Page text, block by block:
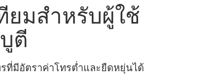
ยมสำหรับผู้ใช้
ตี
ที่มีอัตราค่าโทรต่ำและยืดหยุ่นได้